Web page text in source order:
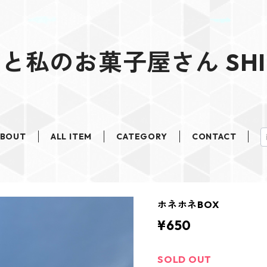
私のお菓子屋さん
ALL ITEM CATEGORY CONTACT
ホネホネBOX
¥650
SOLD OUT